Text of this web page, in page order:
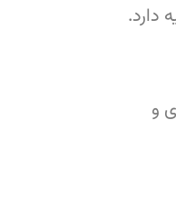
دارد.
و